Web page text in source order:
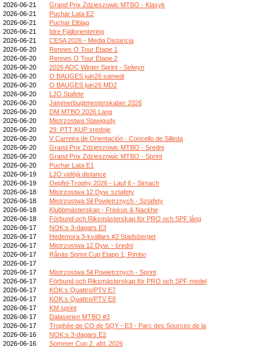
2026-06-21
Grand Prix Zdzieszowic MTBO - Klasyk
2026-06-21
Puchar Lata E2
2026-06-21
Puchar Elbląg
2026-06-21
Idre Fjällorientering
2026-06-21
CESA 2026 - Media Distancia
2026-06-20
Rennes O Tour Etape 1
2026-06-20
Rennes O Tour Etape 2
2026-06-20
2026 AOC Winter Sprint - Selwyn
2026-06-20
O BAUGES juin26 samedi
2026-06-20
O BAUGES juin26 MD2
2026-06-20
LJO Stafete
2026-06-20
Jammerbugtmesterskaber 2026
2026-06-20
DM MTBO 2026 Lang
2026-06-20
Mistrzostwa Stawigudy
2026-06-20
29. PTT KUP srednje
2026-06-20
V Carreira de Orientación - Concello de Silleda
2026-06-20
Grand Prix Zdzieszowic MTBO - Sredni
2026-06-20
Grand Prix Zdzieszowic MTBO - Sprint
2026-06-20
Puchar Lata E1
2026-06-19
LJO vidējā distance
2026-06-19
Oepfel-Trophy 2026 - Lauf 6 - Sirnach
2026-06-18
Mistrzostwa 12 Dyw. sztafety
2026-06-18
Mistrzostwa Sił Powietrznych - Sztafety
2026-06-18
Klubbmästerskap - Friskus & Nackhe
2026-06-18
Förbund och Riksmästerskap för PRO och SPF lång
2026-06-17
NOK:s 3-dagars E3
2026-06-17
Hedemora 3-kvällars #2 Stadsberget
2026-06-17
Mistrzostwa 12 Dyw. - średni
2026-06-17
Rånäs Sprint Cup Etapp 1, Rimbo
2026-06-17
2026-06-17
Mistrzostwa Sił Powietrznych - Sprint
2026-06-17
Förbund och Riksmästerskap för PRO och SPF medel
2026-06-17
KOK:s Quattro/PTV E7
2026-06-17
KOK:s Quattro/PTV E8
2026-06-17
KM sprint
2026-06-17
Dalaserien MTBO #3
2026-06-17
Trophée de CO de SQY - E3 - Parc des Sources de la
2026-06-16
NOK:s 3-dagars E2
2026-06-16
Sommer Cup 2. afd. 2026